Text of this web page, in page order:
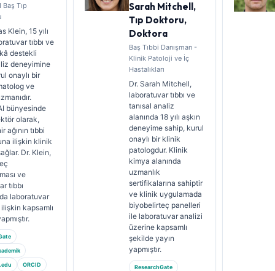
Tıp
Klein, 15 yılı
tıbbı ve
destekli
deneyimine
onaylı bir
ve
bünyesinde
olarak,
ağının tıbbi
ilişkin klinik
Dr. Klein,
ve
tıbbı
laboratuvar
ilişkin kapsamlı
ORCID
Sarah Mitchell,
Tıp Doktoru,
Doktora
Baş Tıbbi Danışman -
Klinik Patoloji ve İç
Hastalıkları
Dr. Sarah Mitchell,
laboratuvar tıbbı ve
tanısal analiz
alanında 18 yılı aşkın
deneyime sahip, kurul
onaylı bir klinik
patologdur. Klinik
kimya alanında
uzmanlık
sertifikalarına sahiptir
ve klinik uygulamada
biyobelirteç panelleri
ile laboratuvar analizi
üzerine kapsamlı
şekilde yayın
yapmıştır.
ResearchGate